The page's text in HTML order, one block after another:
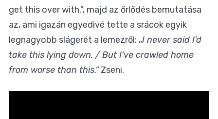
get this over with.”, majd az őrlődés bemutatása
az, ami igazán egyedivé tette a srácok egyik
legnagyobb slágerét a lemezről: „I never said I'd
take this lying down. / But I've crawled home
from worse than this.”Zseni.